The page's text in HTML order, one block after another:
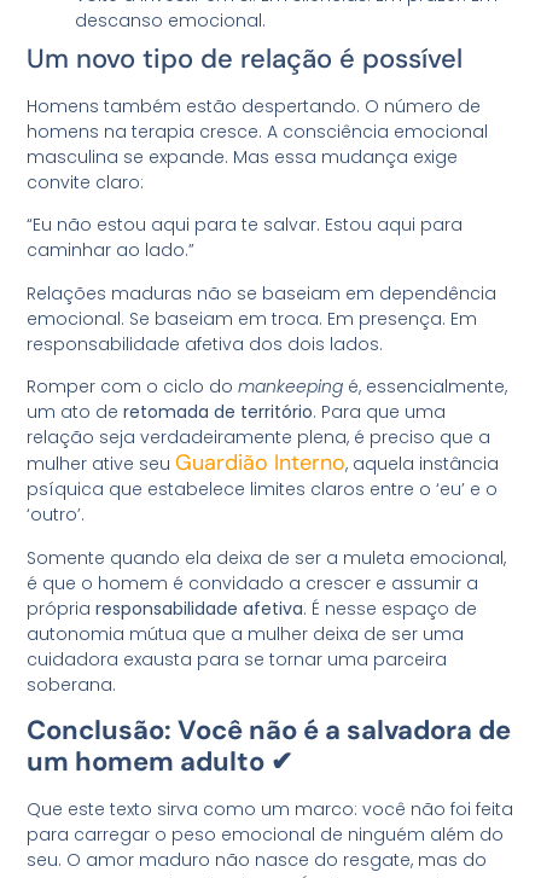
descanso emocional.
Um novo tipo de relação é possível
Homens também estão despertando. O número de
homens na terapia cresce. A consciência emocional
masculina se expande. Mas essa mudança exige
convite claro:
“Eu não estou aqui para te salvar. Estou aqui para
caminhar ao lado.”
Relações maduras não se baseiam em dependência
emocional. Se baseiam em troca. Em presença. Em
responsabilidade afetiva dos dois lados.
Romper com o ciclo domankeeping é, essencialmente,
um ato deretomada de território. Para que uma
relação seja verdadeiramente plena, é preciso que a
mulher ative seuGuardião Interno, aquela instância
psíquica que estabelece limites claros entre o ‘eu’ e o
‘outro’.
Somente quando ela deixa de ser a muleta emocional,
é que o homem é convidado a crescer e assumir a
própriaresponsabilidade afetiva. É nesse espaço de
autonomia mútua que a mulher deixa de ser uma
cuidadora exausta para se tornar uma parceira
soberana.
Conclusão: Você não é a salvadora de
um homem adulto ✔
Que este texto sirva como um marco: você não foi feita
para carregar o peso emocional de ninguém além do
seu. O amor maduro não nasce do resgate, mas do